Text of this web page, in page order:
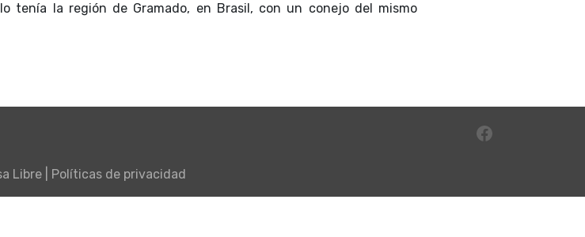
tenía la región de Gramado, en Brasil, con un conejo del mismo
Libre Políticas de privacidad